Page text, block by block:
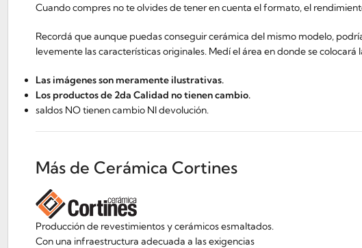
Cuando compres no te olvides de tener en cuenta el formato, el
Recordá que aunque puedas conseguir cerámica del mismo modelo,
levemente las características originales. Medí el área en donde se
Las imágenes son meramente ilustrativas.
Los productos de 2da Calidad no tienen cambio.
saldos NO tienen cambio NI devolución.
Más de Cerámica Cortines
Producción de revestimientos y cerámicos esmaltados.
Con una infraestructura adecuada a las exigencias